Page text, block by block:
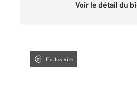
Voir le détail du
Exclusivité